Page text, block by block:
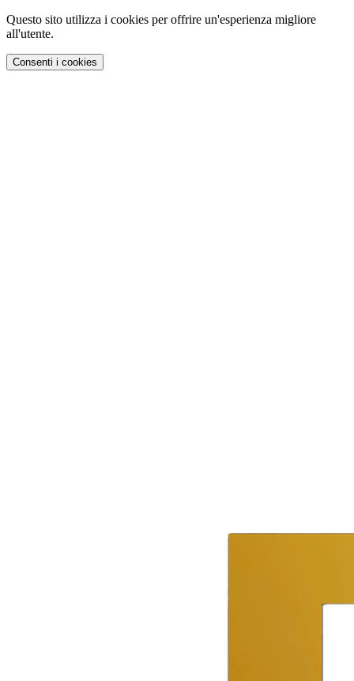
Questo sito utilizza i cookies per offrire un'esperienza migliore
all'utente.
Consenti i cookies